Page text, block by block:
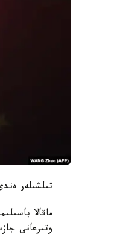
تىلشىلەر
وتىرعانى